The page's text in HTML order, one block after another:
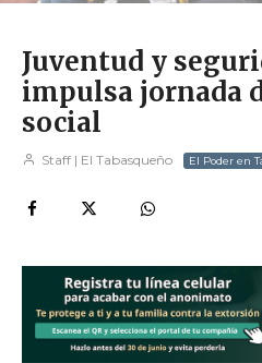
Juventud y
impulsa jornada
social
Staff | El Tabasqueño El Poder en